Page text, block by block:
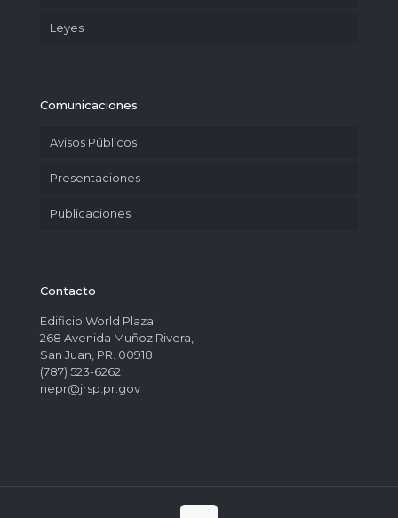
Leyes
Comunicaciones
Avisos Públicos
Presentaciones
Publicaciones
Contacto
Edificio World Plaza
268 Avenida Muñoz Rivera,
San Juan, PR. 00918
(787) 523-6262
nepr@jrsp.pr.gov